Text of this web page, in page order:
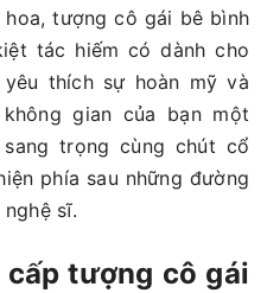
tượng cô gái bê bình
tác hiếm có dành cho
thích sự hoàn mỹ và
gian của bạn một
trọng cùng chút cổ
phía sau những đường
sĩ.
cấp tượng cô gái